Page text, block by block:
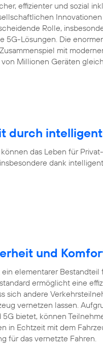
effizienter und sozial
Rolle,
5G-Lösungen. Die
mit
Millionen Geräten
durch
das Leben für
dank
und
elementarer
ermöglicht eine
sich andere
vernetzen lassen.
bietet, können
in Echtzeit mit dem
für das vernetzte Fahren.